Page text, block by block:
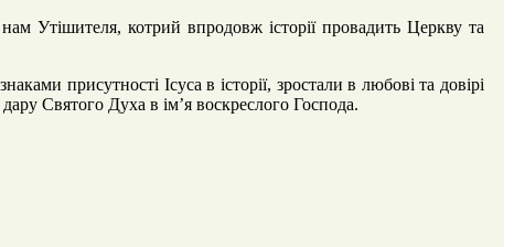
Утішителя, котрий впродовж історії провадить Церкву та
присутності Ісуса в історії, зростали в любові та довірі
Святого Духа в ім’я воскреслого Господа.